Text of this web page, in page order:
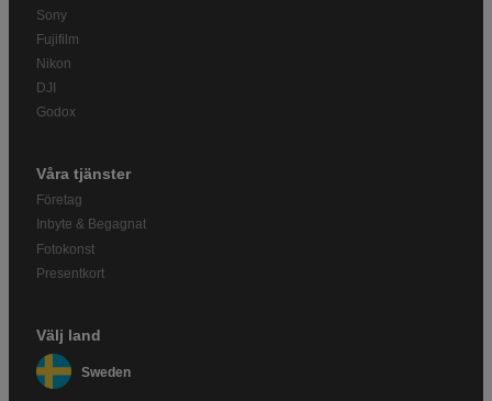
Sony
Fujifilm
Nikon
DJI
Godox
Våra tjänster
Företag
Inbyte & Begagnat
Fotokonst
Presentkort
Välj land
Sweden